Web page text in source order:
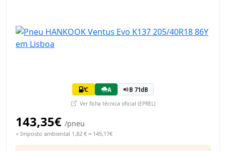
C A B 71dB
Ver ficha técnica oficial (EPREL)
143,35€ /pneu
+ Imposto ambiental 1,82 € = 145,17€